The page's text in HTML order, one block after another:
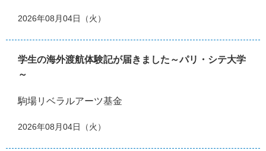
2026年08月04日（火）
学生の海外渡航体験記が届きました～パリ・シテ大学
～
駒場リベラルアーツ基金
2026年08月04日（火）